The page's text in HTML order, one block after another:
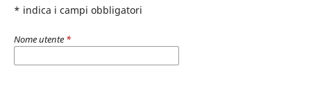
* indica i campi obbligatori
Nome utente *